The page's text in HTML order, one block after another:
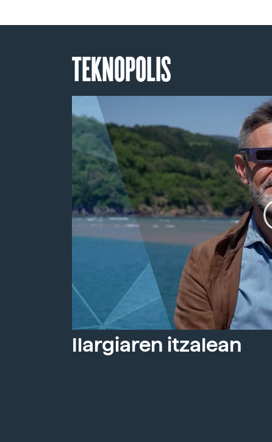
TEKNOPOLIS
Ilargiaren itzalean